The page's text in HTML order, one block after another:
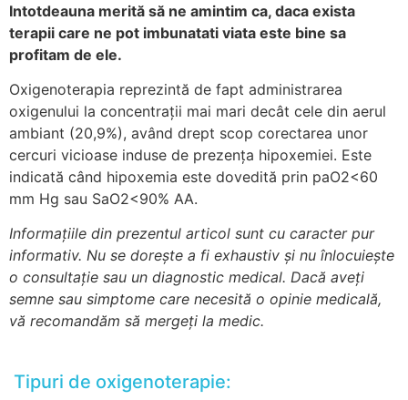
Intotdeauna merită să ne amintim ca, daca exista
terapii care ne pot imbunatati viata este bine sa
profitam de ele.
Oxigenoterapia reprezintă de fapt administrarea
oxigenului la concentraţii mai mari decât cele din aerul
ambiant (20,9%), având drept scop corectarea unor
cercuri vicioase induse de prezenţa hipoxemiei. Este
indicată când hipoxemia este dovedită prin paO2<60
mm Hg sau SaO2<90% AA.
Informațiile din prezentul articol sunt cu caracter pur
informativ. Nu se dorește a fi exhaustiv și nu înlocuiește
o consultație sau un diagnostic medical. Dacă aveți
semne sau simptome care necesită o opinie medicală,
vă recomandăm să mergeți la medic.
Tipuri de oxigenoterapie: